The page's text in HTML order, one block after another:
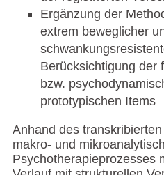
Ergänzung der
extrem beweglicher
Berücksichtigung der
bzw.
prototypischen Items
Anhand des
makro- und
Psychotherapieprozesses